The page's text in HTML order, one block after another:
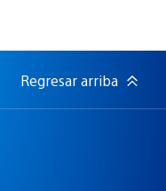
Regresar arriba